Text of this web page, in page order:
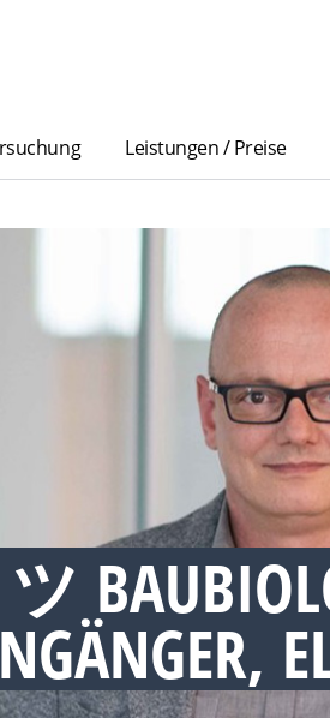
Leistungen / Preise
ツ